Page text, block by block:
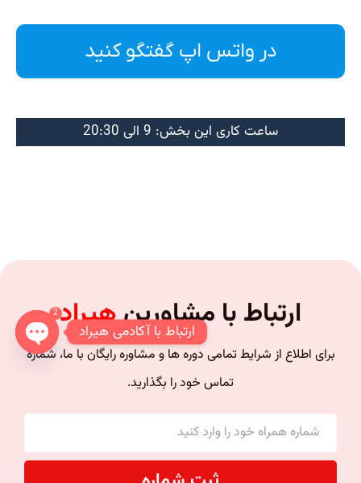
در واتس اپ گفتگو کنید
ساعت کاری این بخش: 9 الی 20:30
ارتباط با مشاورینهیراد
برای اطلاع از شرایط تمامی دوره ها و مشاوره رایگان با ما، شماره
تماس خود را بگذارید.
ارتباط با آکادمی هیراد
2